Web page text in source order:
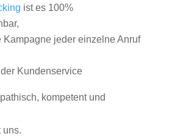
ist es 100%
Kampagne jeder einzelne Anruf
Kundenservice
kompetent und
uns.